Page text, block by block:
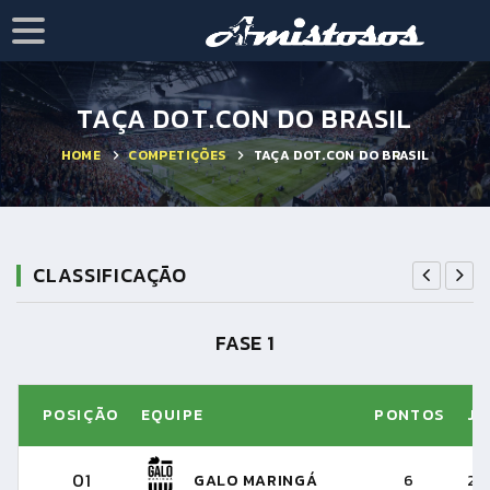
TAÇA DOT.CON DO BRASIL
HOME COMPETIÇÕES TAÇA DOT.CON DO BRASIL
CLASSIFICAÇÃO
2
FASE 1
POSIÇÃO EQUIPE PONTOS J
01 GALO MARINGÁ 6 2
RODADA 2
3 JOGOS DE IDA